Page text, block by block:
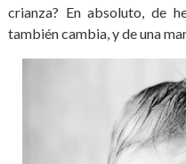
crianza? En absoluto, de
también cambia, y de una